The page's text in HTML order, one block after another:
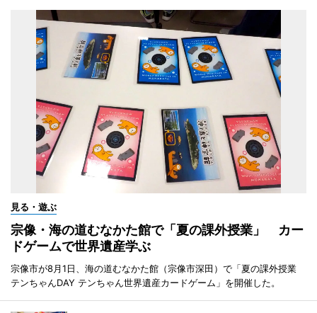
見る・遊ぶ
宗像・海の道むなかた館で「夏の課外授業」 カー
ドゲームで世界遺産学ぶ
宗像市が8月1日、海の道むなかた館（宗像市深田）で「夏の課外授業
テンちゃんDAY テンちゃん世界遺産カードゲーム」を開催した。